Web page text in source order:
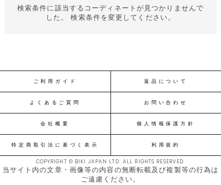
検索条件に該当するコーディネートが見つかりませんで
した。 検索条件を変更してください。
ご利用ガイド 返品について
よくあるご質問 お問い合わせ
会社概要 個人情報保護方針
特定商取引法に基づく表示 利用規約
COPYRIGHT © BIKI JAPAN LTD. ALL RIGHTS RESERVED.
当サイト内の文章・画像等の内容の無断転載及び複製等の行為は
ご遠慮ください。